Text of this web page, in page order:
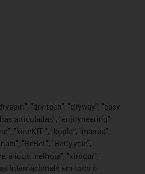
"dry-tech", "dryway", "easy
articuladas", "enjoyneering",
"kineKIT ", "kopla", "manus",
"ReBeL", "ReCyycle",
a igus melhora", "xirodur",
internacionais em todo o